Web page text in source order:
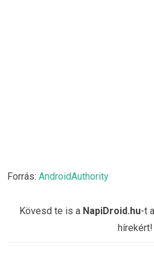
Forrás: AndroidAuthority
Kövesd te is a NapiDroid.hu-t
hírekért!